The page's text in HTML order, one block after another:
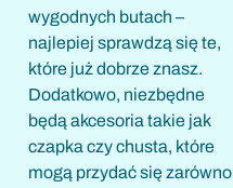
wygodnych butach –
najlepiej sprawdzą się te,
które już dobrze znasz.
Dodatkowo, niezbędne
będą akcesoria takie jak
czapka czy chusta, które
mogą przydać się zarówno